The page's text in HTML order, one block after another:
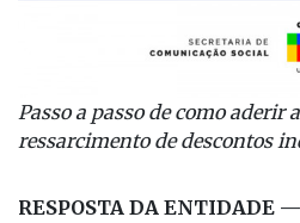
Passo a passo de como aderir
ressarcimento de descontos
RESPOSTA DA ENTIDADE —